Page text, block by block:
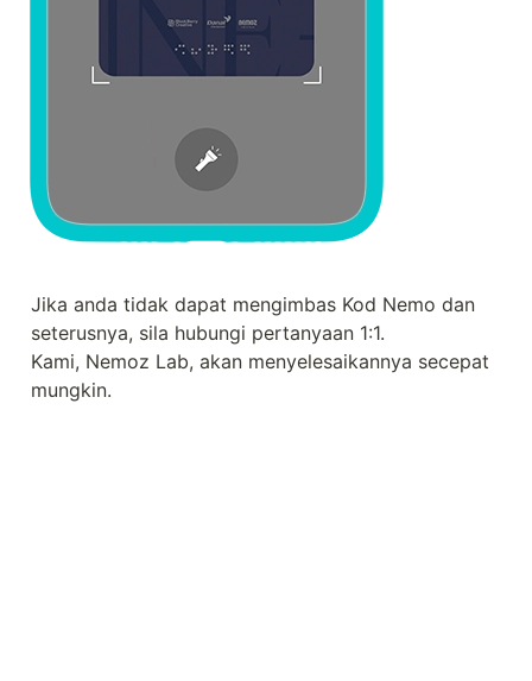
Jika anda tidak dapat mengimbas Kod Nemo dan
seterusnya, sila hubungi pertanyaan 1:1.
Kami, Nemoz Lab, akan menyelesaikannya secepat
mungkin.